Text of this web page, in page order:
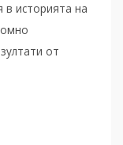
в историята на
от